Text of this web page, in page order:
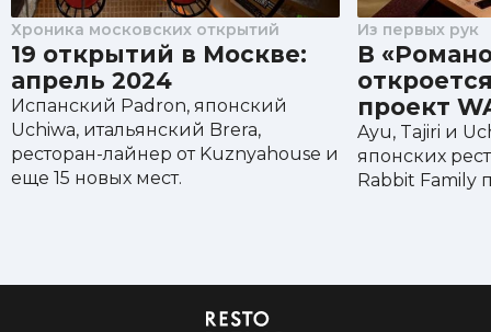
Хроника московских открытий
19 открытий в Москве:
апрель 2024
Испанский Padron, японский
Uchiwa, итальянский Brera,
ресторан-лайнер от Kuznyahouse и
еще 15 новых мест.
Из первых рук
В
проект
Ayu, Tajiri и
японских
Rabbit Family